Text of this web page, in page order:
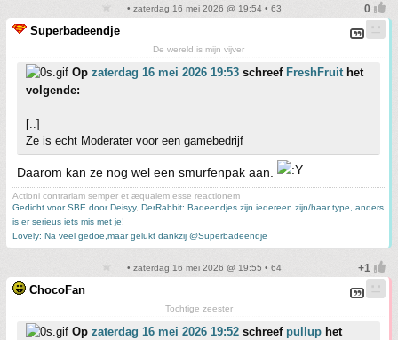
• zaterdag 16 mei 2026 @ 19:54 • 63
Superbadeendje
De wereld is mijn vijver
Op zaterdag 16 mei 2026 19:53 schreef FreshFruithet
volgende:
[..]
Ze is echt Moderater voor een gamebedrijf
Daarom kan ze nog wel een smurfenpak aan.
Actioni contrariam semper et æqualem esse reactionem
Gedicht voor SBE door Deisyy, DerRabbit: Badeendjes zijn iedereen zijn/haar type, anders
is er serieus iets mis met je!
Lovely: Na veel gedoe,maar gelukt dankzij @Superbadeendje
• zaterdag 16 mei 2026 @ 19:55 • 64
ChocoFan
Tochtige zeester
Op zaterdag 16 mei 2026 19:52 schreef pullup het